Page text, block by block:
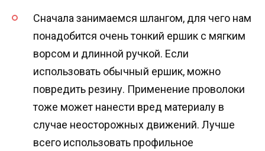
Сначала занимаемся шлангом, для чего нам
понадобится очень тонкий ершик с мягким
ворсом и длинной ручкой. Если
использовать обычный ершик, можно
повредить резину. Применение проволоки
тоже может нанести вред материалу в
случае неосторожных движений. Лучше
всего использовать профильное